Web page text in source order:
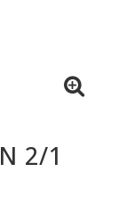
2/1